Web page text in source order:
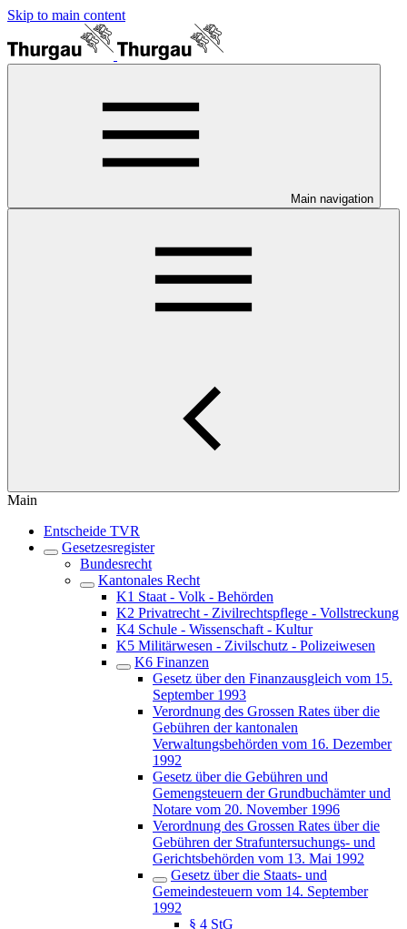
Skip to main content
Main navigation
Main
Entscheide TVR
Gesetzesregister
Bundesrecht
Kantonales Recht
K1 Staat - Volk - Behörden
K2 Privatrecht - Zivilrechtspflege - Vollstreckung
K4 Schule - Wissenschaft - Kultur
K5 Militärwesen - Zivilschutz - Polizeiwesen
K6 Finanzen
Gesetz über den Finanzausgleich vom 15.
September 1993
Verordnung des Grossen Rates über die
Gebühren der kantonalen
Verwaltungsbehörden vom 16. Dezember
1992
Gesetz über die Gebühren und
Gemengsteuern der Grundbuchämter und
Notare vom 20. November 1996
Verordnung des Grossen Rates über die
Gebühren der Strafuntersuchungs- und
Gerichtsbehörden vom 13. Mai 1992
Gesetz über die Staats- und
Gemeindesteuern vom 14. September
1992
§ 4 StG